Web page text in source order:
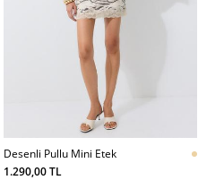
Desenli Pullu Mini Etek
1.290,00 TL